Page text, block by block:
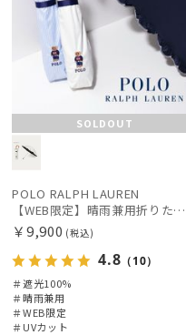
SOLDOUT
POLO RALPH LAUREN
【WEB限定】晴雨兼用折りたたみ日傘 ポロ ラルフ ローレン（POLO RALPH LAUREN）フリル ポロ ベア 遮光100 UV100
￥9,900 (税込)
4.8 （10）
＃遮光100%
＃晴雨兼用
＃WEB限定
＃UVカット